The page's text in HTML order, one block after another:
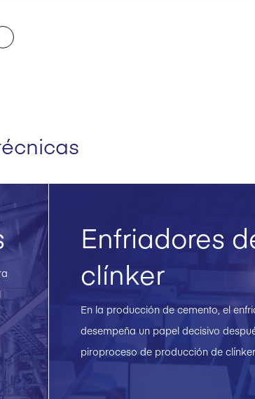
Enfriadores
clínker
En la producción de cemento, el
desempeña un papel decisivo
piroproceso de producción de